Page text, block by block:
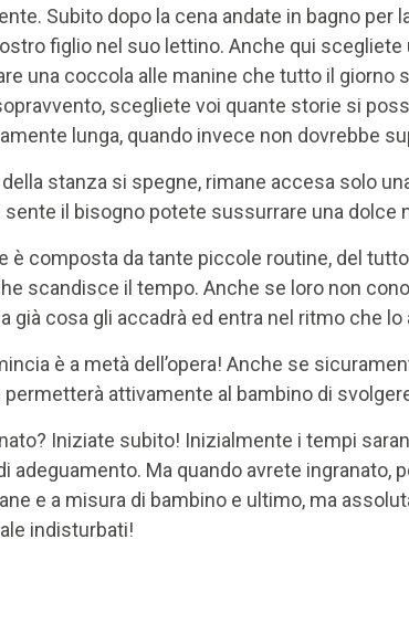
Subito dopo la cena andate in bagno per
figlio nel suo lettino. Anche qui
una coccola alle manine che tutto il giorno
scegliete voi quante storie si
lunga, quando invece non dovrebbe
stanza si spegne, rimane accesa solo
il bisogno potete sussurrare una dolce
è composta da tante piccole routine, del
scandisce il tempo. Anche se loro non
già cosa gli accadrà ed entra nel ritmo che
è a metà dell’opera! Anche se
attivamente al bambino di
Iniziate subito! Inizialmente i tempi
adeguamento. Ma quando avrete
e a misura di bambino e ultimo, ma
indisturbati!